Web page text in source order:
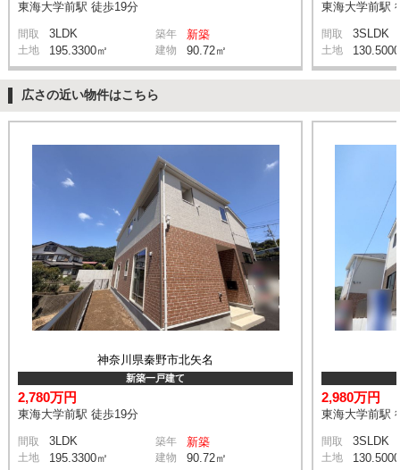
東海大学前駅 徒歩19分
間取 3LDK 築年 新築
土地 195.3300㎡ 建物 90.72㎡
東海大学前駅
間取 3SLDK
土地
広さの近い物件はこちら
神奈川県秦野市北矢名
新築一戸建て
2,780万円
東海大学前駅 徒歩19分
間取 3LDK 築年 新築
土地 195.3300㎡ 建物 90.72㎡
2,980万円
東海大学前駅
間取 3SLDK
土地